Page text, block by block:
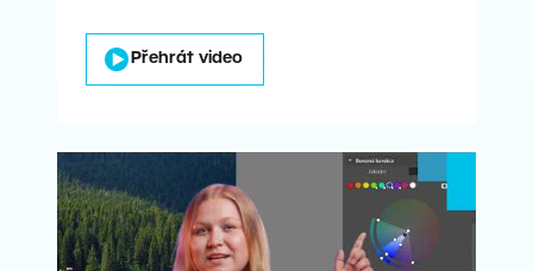
Přehrát video